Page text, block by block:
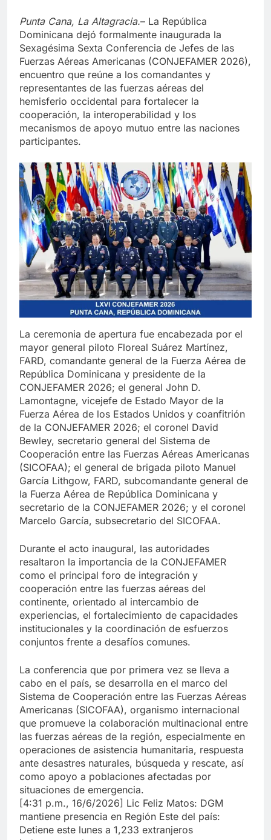
Punta Cana, La Altagracia.– La República
Dominicana dejó formalmente inaugurada la
Sexagésima Sexta Conferencia de Jefes de las
Fuerzas Aéreas Americanas (CONJEFAMER 2026),
encuentro que reúne a los comandantes y
representantes de las fuerzas aéreas del
hemisferio occidental para fortalecer la
cooperación, la interoperabilidad y los
mecanismos de apoyo mutuo entre las naciones
participantes.
La ceremonia de apertura fue encabezada por el
mayor general piloto Floreal Suárez Martínez,
FARD, comandante general de la Fuerza Aérea de
República Dominicana y presidente de la
CONJEFAMER 2026; el general John D.
Lamontagne, vicejefe de Estado Mayor de la
Fuerza Aérea de los Estados Unidos y coanfitrión
de la CONJEFAMER 2026; el coronel David
Bewley, secretario general del Sistema de
Cooperación entre las Fuerzas Aéreas Americanas
(SICOFAA); el general de brigada piloto Manuel
García Lithgow, FARD, subcomandante general de
la Fuerza Aérea de República Dominicana y
secretario de la CONJEFAMER 2026; y el coronel
Marcelo García, subsecretario del SICOFAA.
Durante el acto inaugural, las autoridades
resaltaron la importancia de la CONJEFAMER
como el principal foro de integración y
cooperación entre las fuerzas aéreas del
continente, orientado al intercambio de
experiencias, el fortalecimiento de capacidades
institucionales y la coordinación de esfuerzos
conjuntos frente a desafíos comunes.
La conferencia que por primera vez se lleva a
cabo en el país, se desarrolla en el marco del
Sistema de Cooperación entre las Fuerzas Aéreas
Americanas (SICOFAA), organismo internacional
que promueve la colaboración multinacional entre
las fuerzas aéreas de la región, especialmente en
operaciones de asistencia humanitaria, respuesta
ante desastres naturales, búsqueda y rescate, así
como apoyo a poblaciones afectadas por
situaciones de emergencia.
[4:31 p.m., 16/6/2026] Lic Feliz Matos: DGM
mantiene presencia en Región Este del país:
Detiene este lunes a 1,233 extranjeros